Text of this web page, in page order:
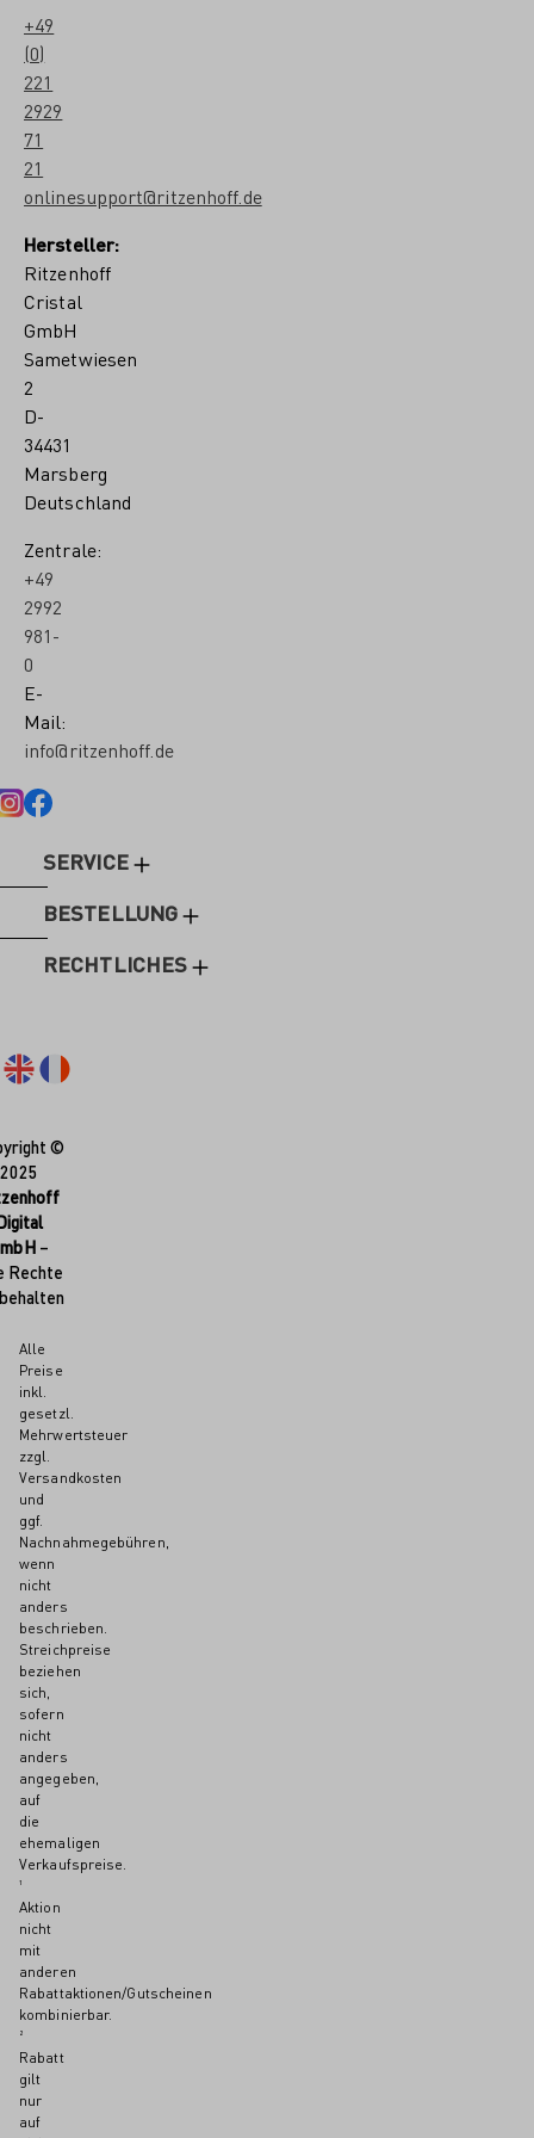
+49
(0)
221
2929
71
21
onlinesupport@ritzenhoff.de
Hersteller:
Ritzenhoff
Cristal
GmbH
Sametwiesen
2
D-
34431
Marsberg
Deutschland
Zentrale:
+49
2992
981-
0
E-
Mail:
info@ritzenhoff.de
SERVICE
BESTELLUNG
RECHTLICHES
©
2025
–
Rechte
Alle
Preise
inkl.
gesetzl.
Mehrwertsteuer
zzgl.
Versandkosten
und
ggf.
Nachnahmegebühren,
wenn
nicht
anders
beschrieben.
Streichpreise
beziehen
sich,
sofern
nicht
anders
angegeben,
auf
die
ehemaligen
Verkaufspreise.
¹
Aktion
nicht
mit
anderen
Rabattaktionen/Gutscheinen
kombinierbar.
²
Rabatt
gilt
nur
auf